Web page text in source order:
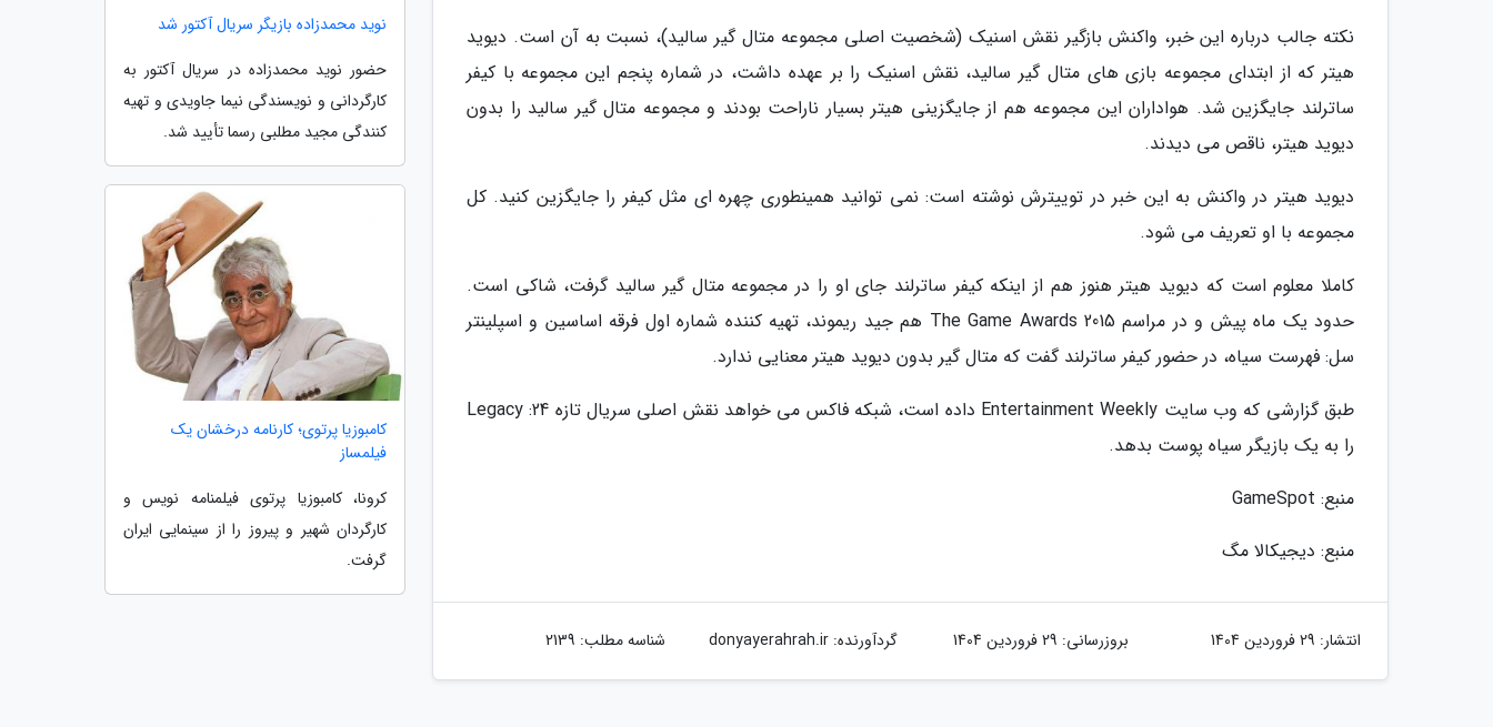
نکته جالب درباره این خبر، واکنش بازگیر نقش اسنیک (شخصیت اصلی مجموعه متال گیر سالید)، نسبت به آن است. دیوید
هیتر که از ابتدای مجموعه بازی های متال گیر سالید، نقش اسنیک را بر عهده داشت، در شماره پنجم این مجموعه با کیفر
ساترلند جایگزین شد. هواداران این مجموعه هم از جایگزینی هیتر بسیار ناراحت بودند و مجموعه متال گیر سالید را بدون
دیوید هیتر، ناقص می دیدند.
دیوید هیتر در واکنش به این خبر در توییترش نوشته است: نمی توانید همینطوری چهره ای مثل کیفر را جایگزین کنید. کل
مجموعه با او تعریف می شود.
کاملا معلوم است که دیوید هیتر هنوز هم از اینکه کیفر ساترلند جای او را در مجموعه متال گیر سالید گرفت، شاکی است.
حدود یک ماه پیش و در مراسم The Game Awards 2015 هم جید ریموند، تهیه کننده شماره اول فرقه اساسین و اسپلینتر
سل: فهرست سیاه، در حضور کیفر ساترلند گفت که متال گیر بدون دیوید هیتر معنایی ندارد.
طبق گزارشی که وب سایت Entertainment Weekly داده است، شبکه فاکس می خواهد نقش اصلی سریال تازه 24: Legacy
را به یک بازیگر سیاه پوست بدهد.
منبع: GameSpot
منبع: دیجیکالا مگ
انتشار: 29 فروردین 1404 بروزرسانی: 29 فروردین 1404 گردآورنده:donyayerahrah.ir شناسه مطلب: 2139
نوید محمدزاده بازیگر سریال آکتور شد
حضور نوید محمدزاده در سریال آکتور به
کارگردانی و نویسندگی نیما جاویدی و تهیه
کنندگی مجید مطلبی رسما تأیید شد.
کامبوزیا پرتوی؛ کارنامه درخشان یک
فیلمساز
کرونا، کامبوزیا پرتوی فیلمنامه نویس و
کارگردان شهیر و پیروز را از سینمایی ایران
گرفت.